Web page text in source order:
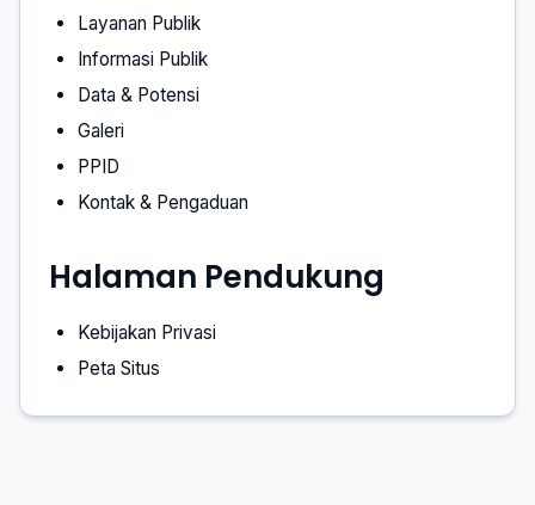
Layanan Publik
Informasi Publik
Data & Potensi
Galeri
PPID
Kontak & Pengaduan
Halaman Pendukung
Kebijakan Privasi
Peta Situs